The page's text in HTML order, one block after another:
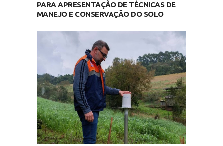
PARA APRESENTAÇÃO DE TÉCNICAS DE
MANEJO E CONSERVAÇÃO DO SOLO